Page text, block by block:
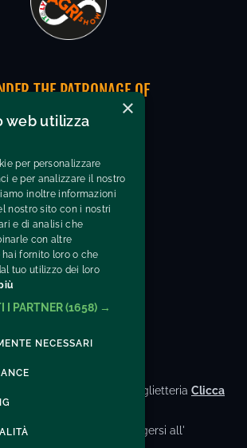
THE PATRONAGE OF
CONTATTI
INFO@AGRISHOW.IT
number: 05466980280
all'acquisto della biglietteria Clicca
e l'evento, rivolgersi all'
×
web utilizza
per personalizzare
e per analizzare il nostro
inoltre informazioni
nostro sito con i nostri
e di analisi che
con altre
fornito loro o che
tuo utilizzo dei loro
I PARTNER(1658) →
NECESSARI